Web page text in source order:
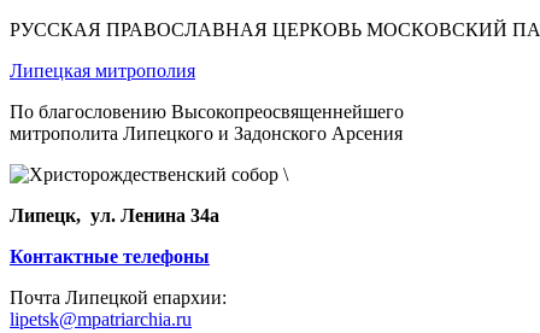
РУССКАЯ ПРАВОСЛАВНАЯ ЦЕРКОВЬ МОСКОВСКИЙ
Липецкая митрополия
По благословению Высокопреосвященнейшего
митрополита Липецкого и Задонского Арсения
Липецк, ул. Ленина 34а
Контактные телефоны
Почта Липецкой епархии:
lipetsk@mpatriarchia.ru